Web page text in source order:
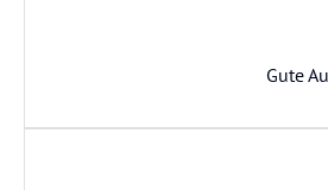
Gute